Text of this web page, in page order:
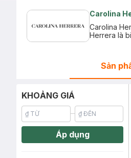
Carolina
Carolina
Herrera là
Sản
KHOẢNG GIÁ
Áp dụng